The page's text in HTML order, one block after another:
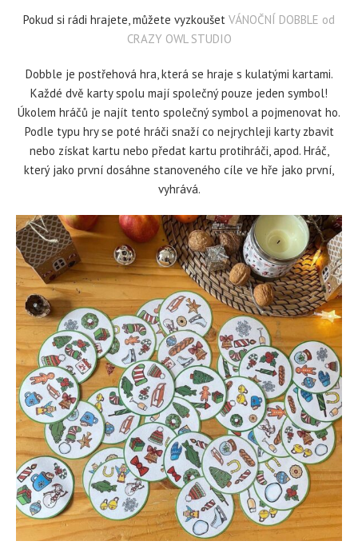
Pokud si rádi hrajete, můžete vyzkoušet VÁNOČNÍ DOBBLE od
CRAZY OWL STUDIO
Dobble je postřehová hra, která se hraje s kulatými kartami.
Každé dvě karty spolu mají společný pouze jeden symbol!
Úkolem hráčů je najít tento společný symbol a pojmenovat ho.
Podle typu hry se poté hráči snaží co nejrychleji karty zbavit
nebo získat kartu nebo předat kartu protihráči, apod. Hráč,
který jako první dosáhne stanoveného cíle ve hře jako první,
vyhrává.